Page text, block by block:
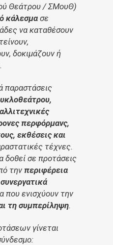
Θεάτρου / ΣΜουΘ)
κάλεσμα σε
να καταθέσουν
δοκιμάζουν ή
περφόρμανς,
εκθέσεις και
τέχνες.
δοθεί σε προτάσεις
την περιφέρεια
συνεργατικά
που ενισχύουν την
τη συμπερίληψη.
γίνεται